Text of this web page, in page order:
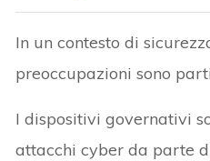
In un contesto di
preoccupazioni sono
I dispositivi governativi
attacchi cyber da parte